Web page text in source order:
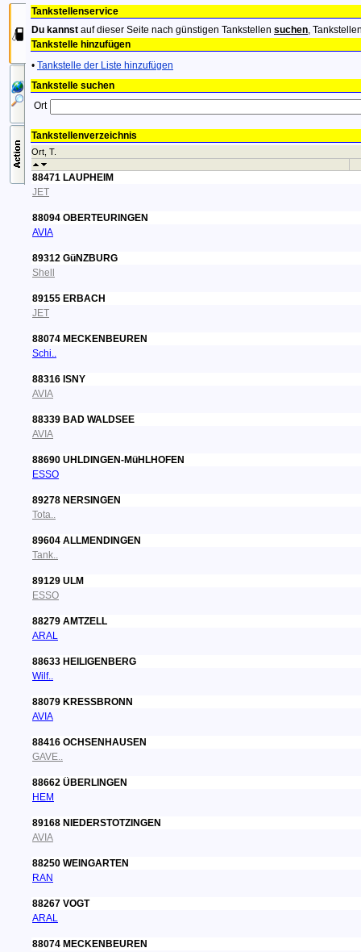
Tankstellenservice
Du kannst auf dieser Seite nach günstigen Tankstellen suchen,
Tankstelle hinzufügen
• Tankstelle der Liste hinzufügen
Tankstelle suchen
Ort
Tankstellenverzeichnis
Ort, T.
88471 LAUPHEIM
JET
88094 OBERTEURINGEN
AVIA
89312 GüNZBURG
Shell
89155 ERBACH
JET
88074 MECKENBEUREN
Schi..
88316 ISNY
AVIA
88339 BAD WALDSEE
AVIA
88690 UHLDINGEN-MüHLHOFEN
ESSO
89278 NERSINGEN
Tota..
89604 ALLMENDINGEN
Tank..
89129 ULM
ESSO
88279 AMTZELL
ARAL
88633 HEILIGENBERG
Wilf..
88079 KRESSBRONN
AVIA
88416 OCHSENHAUSEN
GAVE..
88662 ÜBERLINGEN
HEM
89168 NIEDERSTOTZINGEN
AVIA
88250 WEINGARTEN
RAN
88267 VOGT
ARAL
88074 MECKENBEUREN